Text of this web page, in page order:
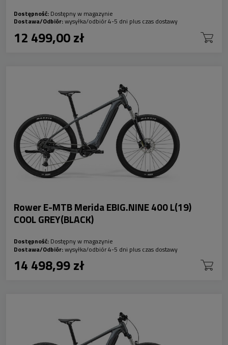
Dostępność: Dostępny w magazynie
Dostawa/Odbiór:wysyłka/odbiór 4-5 dni plus czas dostawy
12 499,00 zł
Rower E-MTB Merida EBIG.NINE 400 L(19)
COOL GREY(BLACK)
Dostępność: Dostępny w magazynie
Dostawa/Odbiór:wysyłka/odbiór 4-5 dni plus czas dostawy
14 498,99 zł